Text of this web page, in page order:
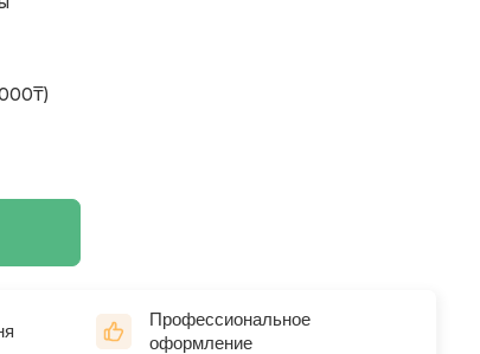
Профессиональное
оформление